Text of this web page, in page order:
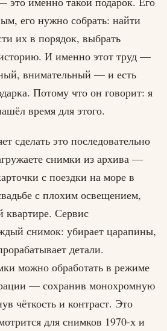
его нужно собрать: найти
их в порядок, выбрать
И именно этот труд —
внимательный — и есть
Потому что он говорит: я
время для этого.
сделать это последовательно
снимки из архива —
с поездки на море в
с плохим освещением,
квартире. Сервис
снимок: убирает царапины,
детали.
можно обработать в режиме
— сохранив монохромную
чёткость и контраст. Это
для снимков 1970-х и